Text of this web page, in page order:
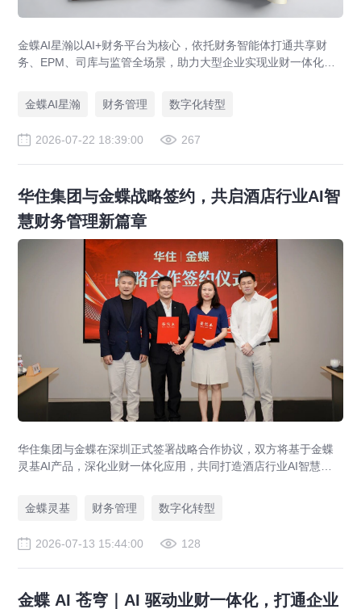
金蝶AI星瀚以AI+财务平台为核心，依托财务智能体打通共享财
务、EPM、司库与监管全场景，助力大型企业实现业财一体化与
局、华为、通威等领先企业的共同选择。
金蝶AI星瀚 财务管理 数字化转型
2026-07-22 18:39:00 267
华住集团与金蝶战略签约，共启酒店行业AI智
慧财务管理新篇章
华住集团与金蝶在深圳正式签署战略合作协议，双方将基于金蝶
灵基AI产品，深化业财一体化应用，共同打造酒店行业AI智慧财
金蝶灵基
财务管理 数字化转型
2026-07-13 15:44:00 128
金蝶 AI 苍穹｜AI 驱动业财一体化，打通企业